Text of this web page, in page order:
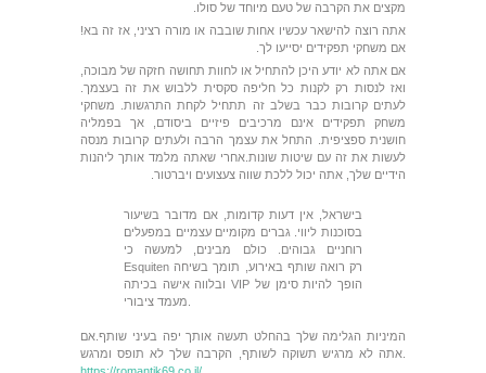
מקצים את הקרבה של טעם מיוחד של סולו.
אתה רוצה להישאר עכשיו אחות שובבה או מורה רציני, אז זה בא!
אם משחקי תפקידים יסייעו לך.
אם אתה לא יודע היכן להתחיל או לחוות תחושה חזקה של מבוכה,
ואז לנסות רק לקנות כל חליפה סקסית ללבוש את זה בעצמך.
לעתים קרובות כבר בשלב זה תתחיל לקחת התרגשות. משחקי
משחק תפקידים אינם מרכיבים פיזיים ביסודם, אך בפמליה
חושנית ספציפית. התחל את עצמך הרבה ולעתים קרובות מנסה
לעשות את זה עם שיטות שונות.אחרי שאתה מלמד אותך ליהנות
הידיים שלך, אתה יכול ללכת שווה צעצועים ויברטור.
בישראל, אין דעות קדומות, אם מדובר בשיעור
בסוכנות ליווי. גברים מקומיים עצמיים במפעלים
רוחניים גבוהים. כולם מבינים, למעשה כי
Esquiten רק רואה שותף באירוע, תומך בשיחה
ובלווה אישה בכיתה VIP הופך להיות סימן של
המיניות הגלימה שלך בהחלט תעשה אותך יפה בעיני שותף.אם